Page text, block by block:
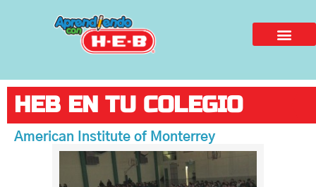
HEB EN TU COLEGIO
American Institute of Monterrey